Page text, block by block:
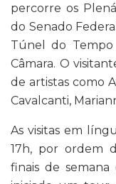
percorre os
do Senado
Túnel do
Câmara. O
de artistas como
Cavalcanti,
As visitas em
17h, por ordem
finais de